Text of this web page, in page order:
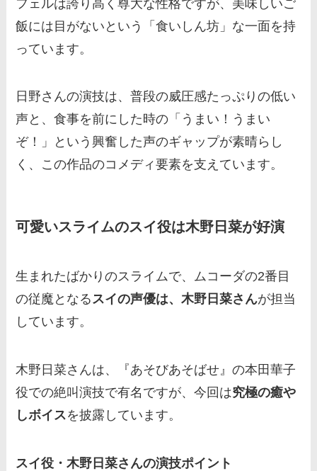
フェルは誇り高く尊大な性格ですが、美味しいご
飯には目がないという「食いしん坊」な一面を持
っています。
日野さんの演技は、普段の威圧感たっぷりの低い
声と、食事を前にした時の「うまい！うまい
ぞ！」という興奮した声のギャップが素晴らし
く、この作品のコメディ要素を支えています。
可愛いスライムのスイ役は木野日菜が好演
生まれたばかりのスライムで、ムコーダの2番目
の従魔となる スイの声優は、木野日菜さんが担当
しています。
木野日菜さんは、『あそびあそばせ』の本田華子
役での絶叫演技で有名ですが、今回は究極の癒や
しボイスを披露しています。
スイ役・木野日菜さんの演技ポイント